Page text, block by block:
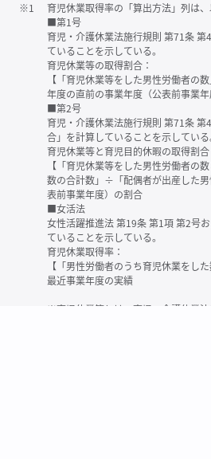
※1
育児休業取得率の「算出方法」列は
■第1号
育児・介護休業法施行規則 第71条
ていることを示している。
育児休業等の取得割合：
【「育児休業等をした男性労働者
年度の直前の事業年度（公表前事業
■第2号
育児・介護休業法施行規則 第71条
合」を計算していることを示している
育児休業等と育児目的休暇の取得割合
【「育児休業等をした男性労働者の
数の合計数」÷「配偶者が出産した
表前事業年度）の割合
■女活法
女性活躍推進法 第19条 第1項 第2号
ていることを示している。
育児休業取得率：
【「男性労働者のうち育児休業を
最近事業年度の実績
※育児休業等とは、育児・介護休業法